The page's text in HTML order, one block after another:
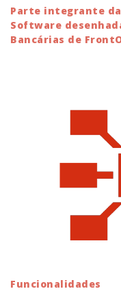
Parte integrante
Software
Bancárias de
Funcionalidades